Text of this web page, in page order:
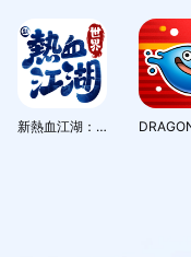
新熱血江湖：世界